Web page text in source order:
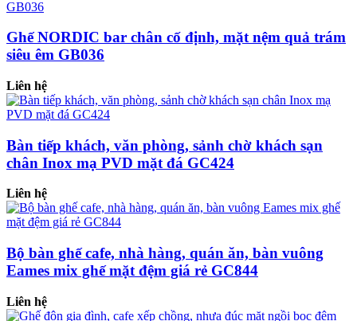
Ghế NORDIC bar chân cố định, mặt nệm quả trám
siêu êm GB036
Liên hệ
Bàn tiếp khách, văn phòng, sảnh chờ khách sạn
chân Inox mạ PVD mặt đá GC424
Liên hệ
Bộ bàn ghế cafe, nhà hàng, quán ăn, bàn vuông
Eames mix ghế mặt đệm giá rẻ GC844
Liên hệ